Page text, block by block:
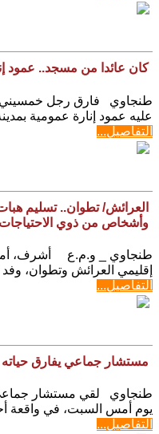
كان عائدا من مسجد.. عمود
طنجاوي فارق رجل خمسيني
عليه عمود إنارة عمومية
التفاصيل...
العرائش/ تطوان.. تسليم
وأشخاص من ذوي
إقليمي العرائش وتطوان، وفد
التفاصيل...
مستشار جماعي يفارق
طنجاوي لقي مستشار
يوم أمس السبت، في
التفاصيل...